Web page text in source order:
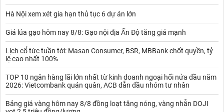
Hà Nội xem xét gia hạn thủ tục 6 dự án lớn
Giá lúa gạo hôm nay 8/8: Gạo nội địa Ấn Độ tăng giá mạnh
Lịch cổ tức tuần tới: Masan Consumer, BSR, MBBank chốt quyền, tỷ
lệ cao nhất 100%
TOP 10 ngân hàng lãi lớn nhất từ kinh doanh ngoại hối nửa đầu năm
2026: Vietcombank quán quân, ACB dẫn đầu nhóm tư nhân
Bảng giá vàng hôm nay 8/8 đồng loạt tăng nóng, vàng nhẫn DOJI